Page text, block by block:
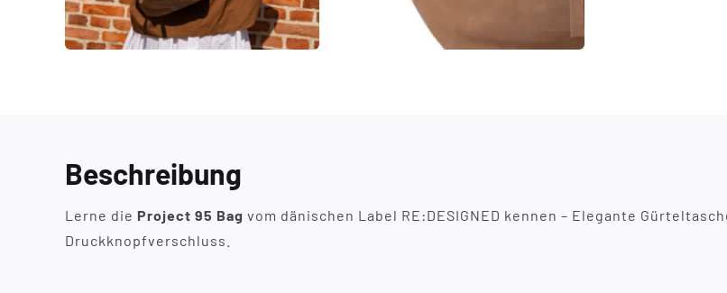
Beschreibung
Lerne die Project 95 Bag vom dänischen Label RE:DESIGNED kennen – Elegante
Druckknopfverschluss.